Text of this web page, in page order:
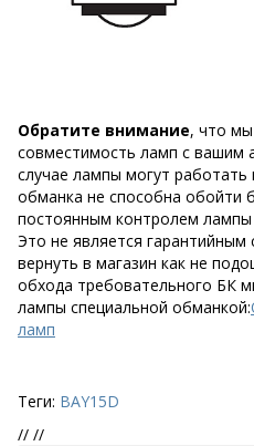
Обратите внимание, что мы
совместимость ламп с вашим
случае лампы могут работать
обманка не способна обойти
постоянным контролем
Это не является
вернуть в магазин как не
обхода требовательного БК
лампы специальной обманкой:
ламп
Теги: BAY15D
// //